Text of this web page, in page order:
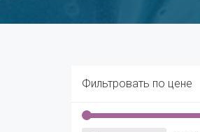
Фильтровать по цене